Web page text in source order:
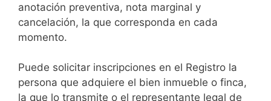
anotación preventiva, nota marginal y
cancelación, la que corresponda en cada
momento.
Puede solicitar inscripciones en el Registro la
persona que adquiere el bien inmueble o finca,
la que lo transmite o el representante legal de